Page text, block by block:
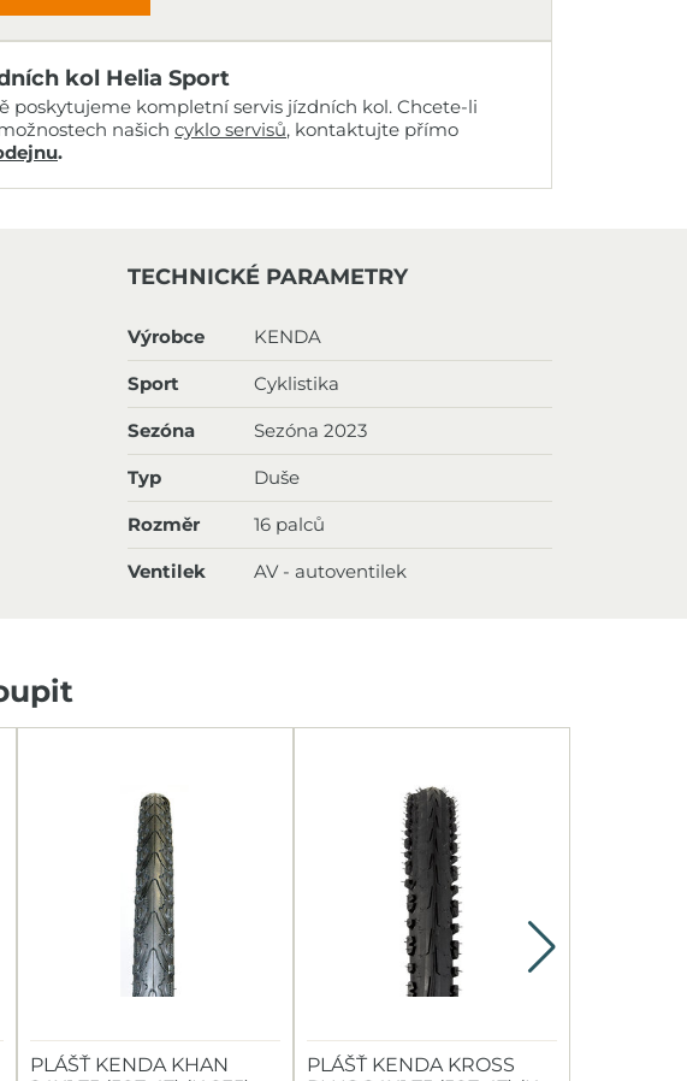
kol Helia Sport
poskytujeme kompletní servis jízdních kol. Chcete-li
našich cyklo servisů, kontaktujte přímo
.
TECHNICKÉ PARAMETRY
Výrobce KENDA
Sport Cyklistika
Sezóna Sezóna 2023
Typ Duše
Rozměr 16 palců
Ventilek AV - autoventilek
PLÁŠŤ KENDA KHAN
PLÁŠŤ KENDA KROSS